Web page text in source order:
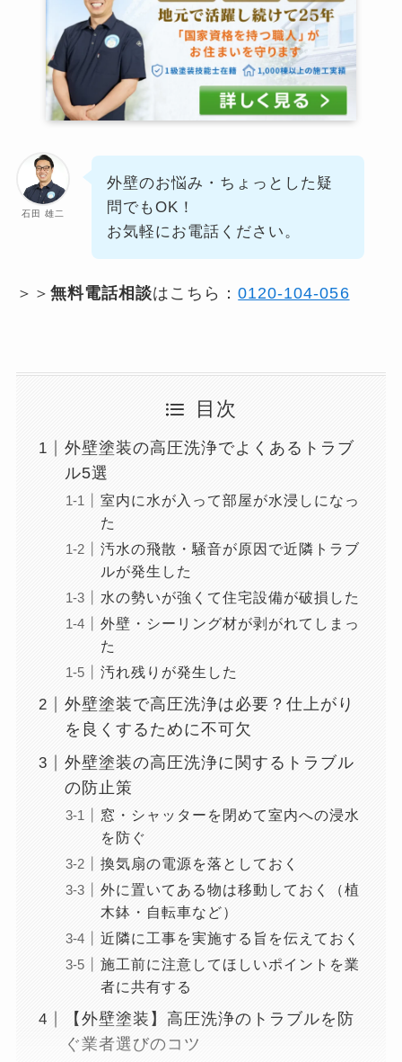
石田 雄二
外壁のお悩み・ちょっとした疑
問でもOK！
お気軽にお電話ください。
＞＞ 無料電話相談はこちら：0120-104-056
目次
外壁塗装の高圧洗浄でよくあるトラブ
ル5選
室内に水が入って部屋が水浸しになっ
た
汚水の飛散・騒音が原因で近隣トラブ
ルが発生した
水の勢いが強くて住宅設備が破損した
外壁・シーリング材が剥がれてしまっ
た
汚れ残りが発生した
外壁塗装で高圧洗浄は必要？仕上がり
を良くするために不可欠
外壁塗装の高圧洗浄に関するトラブル
の防止策
窓・シャッターを閉めて室内への浸水
を防ぐ
換気扇の電源を落としておく
外に置いてある物は移動しておく（植
木鉢・自転車など）
近隣に工事を実施する旨を伝えておく
施工前に注意してほしいポイントを業
者に共有する
【外壁塗装】高圧洗浄のトラブルを防
ぐ業者選びのコツ